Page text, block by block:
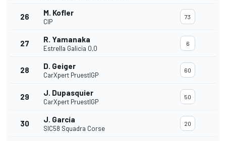
26 M. Kofler
CIP
73
27 R. Yamanaka
Estrella Galicia 0,0
6
28 D. Geiger
CarXpert PruestlGP
60
29 J. Dupasquier
CarXpert PruestlGP
50
30 J. García
SIC58 Squadra Corse
20